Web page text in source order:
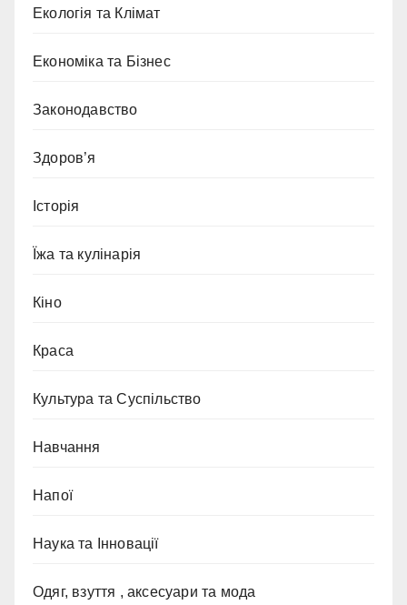
Екологія та Клімат
Економіка та Бізнес
Законодавство
Здоров’я
Історія
Їжа та кулінарія
Кіно
Краса
Культура та Суспільство
Навчання
Напої
Наука та Інновації
Одяг, взуття , аксесуари та мода